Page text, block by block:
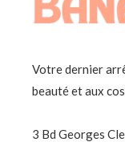
Votre dernier
beauté et aux
3 Bd Georges